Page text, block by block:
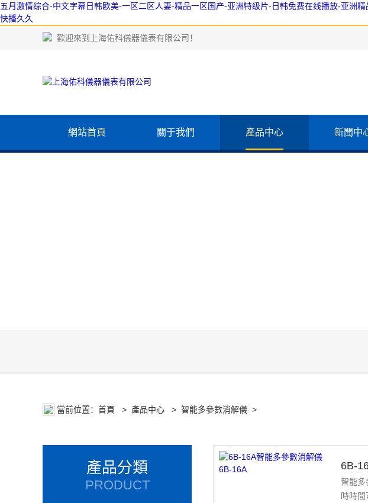
五月激情综合-中文字幕日韩欧美-一区二区人妻-精品一区国产-亚洲特级片-日韩免费在线播放-亚
快播久久
歡迎來到 上海佑科儀器儀表有限公司 ！
網站首頁 關于我們 產品中心 新聞中
當前位置： 首頁 > 產品中心 > 智能多參數消解儀 >
產品分類
PRODUCT
6B-
智能多
時時